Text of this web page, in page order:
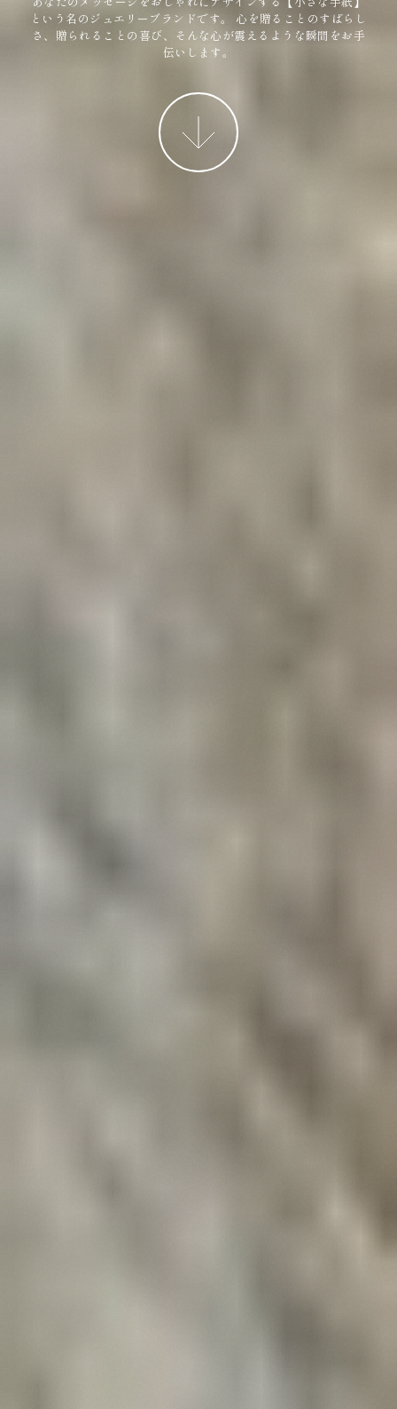
という名のジュエリーブランドです。
心を贈ることのすばらし
さ、贈られることの喜び、そんな心が震えるような瞬間をお手
伝いします。